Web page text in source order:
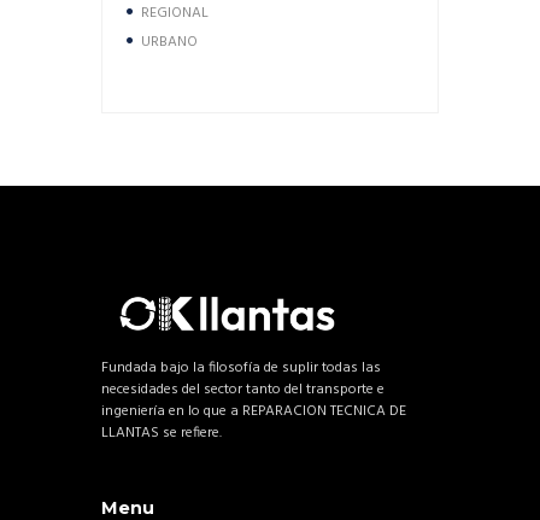
REGIONAL
URBANO
Fundada bajo la filosofía de suplir todas las
necesidades del sector tanto del transporte e
ingeniería en lo que a REPARACION TECNICA DE
LLANTAS se refiere.
Menu